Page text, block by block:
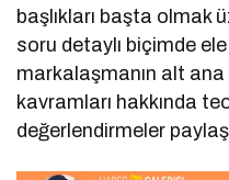
başlıkları başta olmak
soru detaylı biçimde ele
markalaşmanın alt
kavramları hakkında
değerlendirmeler